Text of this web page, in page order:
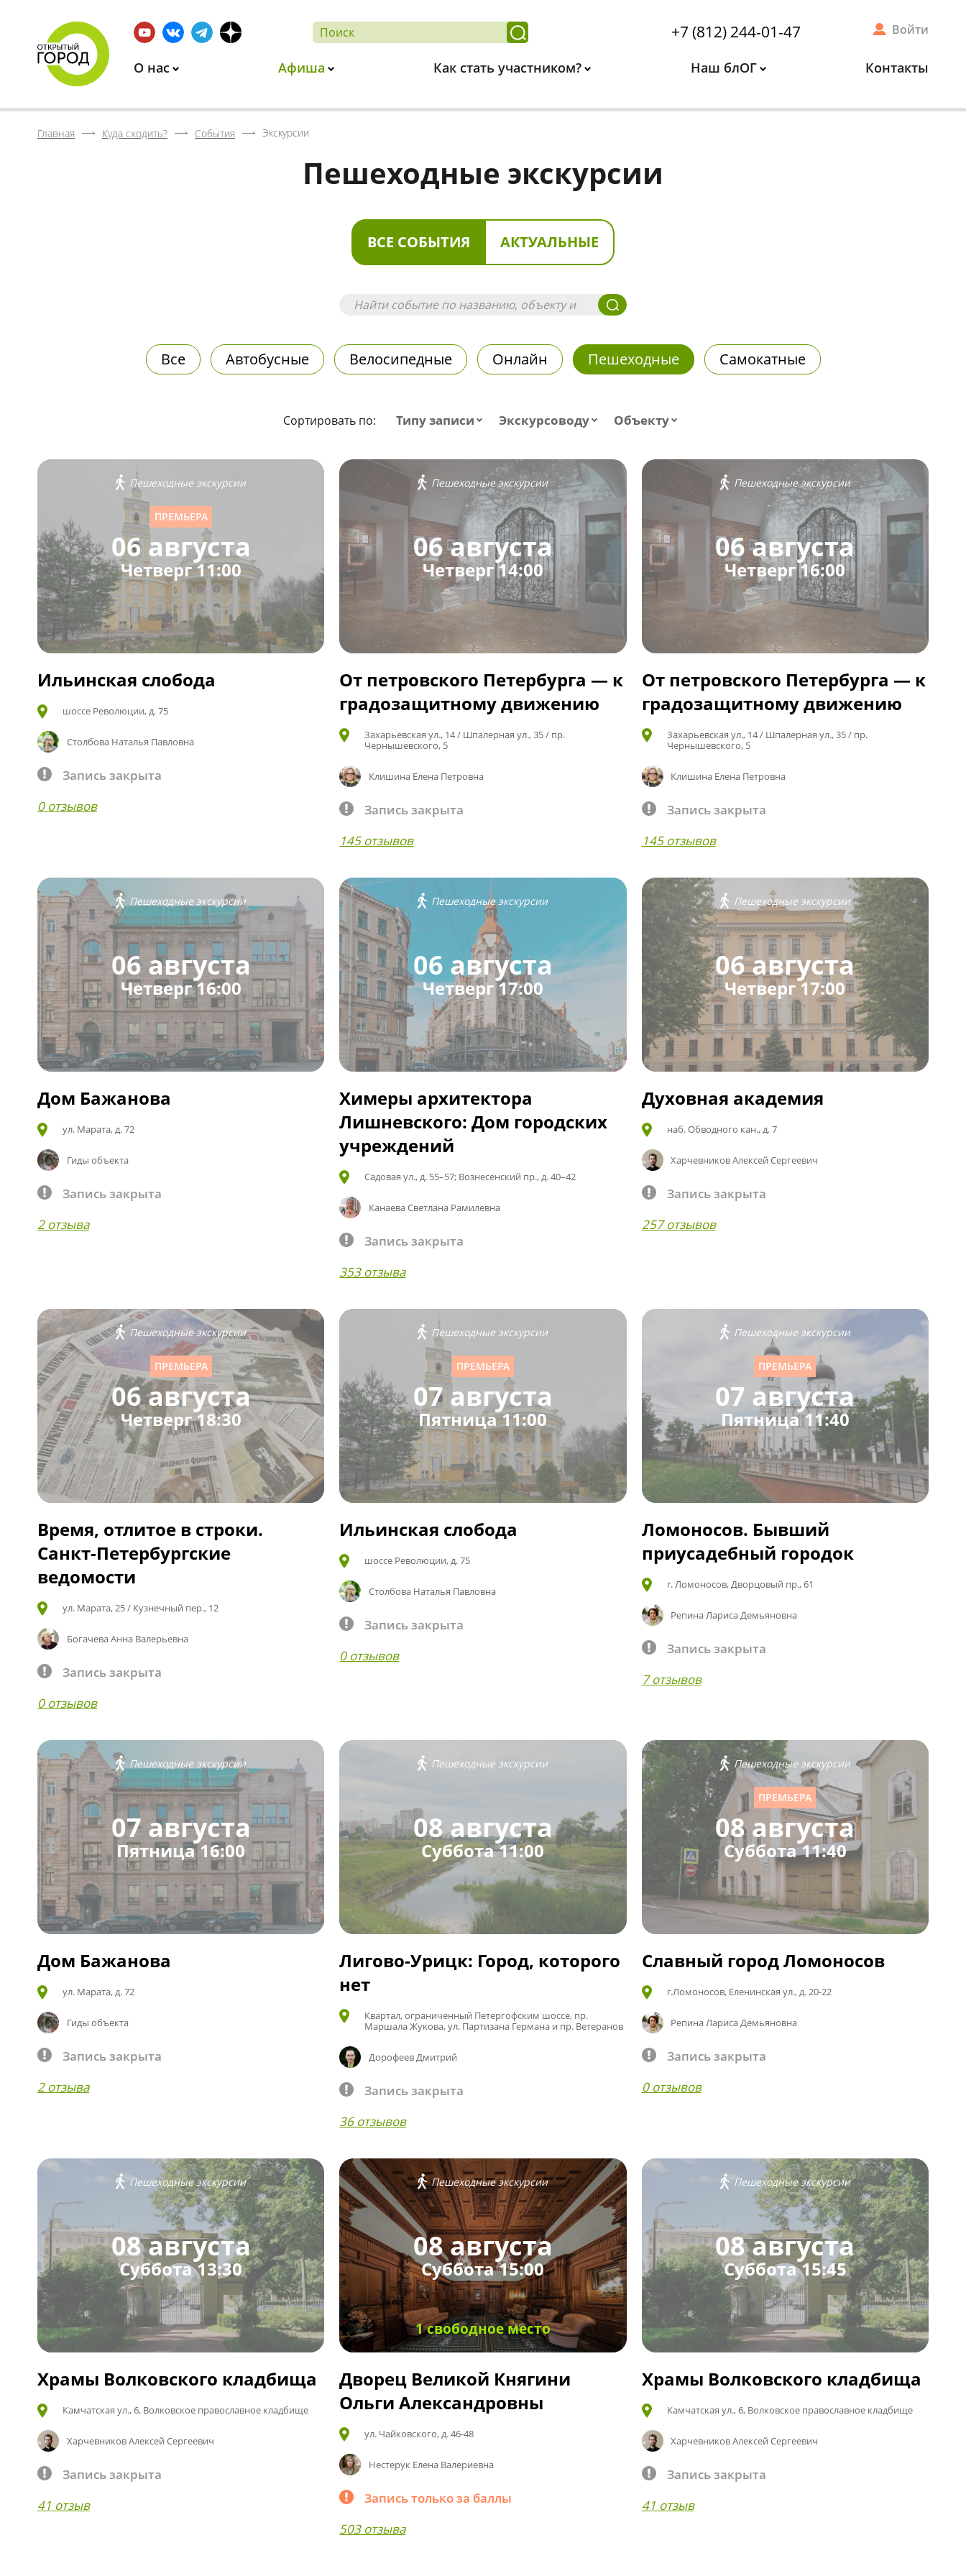
+7 (812) 244-01-47 Войти
О нас Афиша Как стать участником? Наш блОГ Контакты
Главная Куда сходить? События Экскурсии
Пешеходные экскурсии
ВСЕ СОБЫТИЯ АКТУАЛЬНЫЕ
Все Автобусные Велосипедные Онлайн Пешеходные Самокатные
Сортировать по: Типу записи Экскурсоводу Объекту
Пешеходные экскурсии
ПРЕМЬЕРА
06 августа
Четверг 11:00
Ильинская слобода
шоссе Революции, д. 75
Столбова Наталья Павловна
Запись закрыта
0 отзывов
Пешеходные экскурсии
06 августа
Четверг 14:00
От петровского Петербурга — к
градозащитному движению
Захарьевская ул., 14 / Шпалерная ул., 35 / пр.
Чернышевского, 5
Клишина Елена Петровна
Запись закрыта
145 отзывов
Пешеходные экскурсии
06 августа
Четверг 16:00
От петровского Петербурга — к
градозащитному движению
Захарьевская ул., 14 / Шпалерная ул., 35 / пр.
Чернышевского, 5
Клишина Елена Петровна
Запись закрыта
145 отзывов
Пешеходные экскурсии
06 августа
Четверг 16:00
Дом Бажанова
ул. Марата, д. 72
Гиды объекта
Запись закрыта
2 отзыва
Пешеходные экскурсии
06 августа
Четверг 17:00
Химеры архитектора
Лишневского: Дом городских
учреждений
Садовая ул., д. 55–57; Вознесенский пр., д. 40–42
Канаева Светлана Рамилевна
Запись закрыта
353 отзыва
Пешеходные экскурсии
06 августа
Четверг 17:00
Духовная академия
наб. Обводного кан., д. 7
Харчевников Алексей Сергеевич
Запись закрыта
257 отзывов
Пешеходные экскурсии
ПРЕМЬЕРА
06 августа
Четверг 18:30
Время, отлитое в строки.
Санкт-Петербургские
ведомости
ул. Марата, 25 / Кузнечный пер., 12
Богачева Анна Валерьевна
Запись закрыта
0 отзывов
Пешеходные экскурсии
ПРЕМЬЕРА
07 августа
Пятница 11:00
Ильинская слобода
шоссе Революции, д. 75
Столбова Наталья Павловна
Запись закрыта
0 отзывов
Пешеходные экскурсии
ПРЕМЬЕРА
07 августа
Пятница 11:40
Ломоносов. Бывший
приусадебный городок
г. Ломоносов, Дворцовый пр., 61
Репина Лариса Демьяновна
Запись закрыта
7 отзывов
Пешеходные экскурсии
07 августа
Пятница 16:00
Дом Бажанова
ул. Марата, д. 72
Гиды объекта
Запись закрыта
2 отзыва
Пешеходные экскурсии
08 августа
Суббота 11:00
Лигово-Урицк: Город, которого
нет
Квартал, ограниченный Петергофским шоссе, пр.
Маршала Жукова, ул. Партизана Германа и пр. Ветеранов
Дорофеев Дмитрий
Запись закрыта
36 отзывов
Пешеходные экскурсии
ПРЕМЬЕРА
08 августа
Суббота 11:40
Славный город Ломоносов
г.Ломоносов, Еленинская ул., д. 20-22
Репина Лариса Демьяновна
Запись закрыта
0 отзывов
Пешеходные экскурсии
08 августа
Суббота 13:30
Храмы Волковского кладбища
Камчатская ул., 6, Волковское православное кладбище
Харчевников Алексей Сергеевич
Запись закрыта
41 отзыв
Пешеходные экскурсии
08 августа
Суббота 15:00
1 свободное место
Дворец Великой Княгини
Ольги Александровны
ул. Чайковского, д. 46-48
Нестерук Елена Валериевна
Запись только за баллы
503 отзыва
Пешеходные экскурсии
08 августа
Суббота 15:45
Храмы Волковского кладбища
Камчатская ул., 6, Волковское православное кладбище
Харчевников Алексей Сергеевич
Запись закрыта
41 отзыв